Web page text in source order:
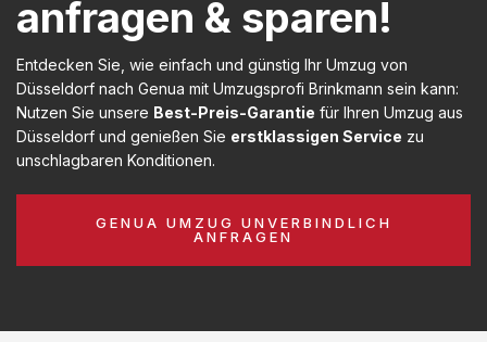
anfragen & sparen!
Entdecken Sie, wie einfach und günstig Ihr Umzug von
Düsseldorf nach Genua mit Umzugsprofi Brinkmann sein kann:
Nutzen Sie unsere Best-Preis-Garantie für Ihren Umzug aus
Düsseldorf und genießen Sie erstklassigen Service zu
unschlagbaren Konditionen.
GENUA UMZUG UNVERBINDLICH
ANFRAGEN